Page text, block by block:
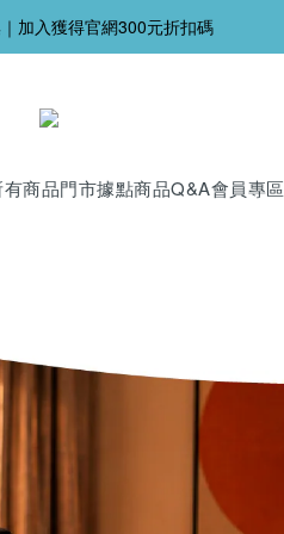
加入獲得官網300元折扣碼
有商品門市據點商品Q&A會員專區